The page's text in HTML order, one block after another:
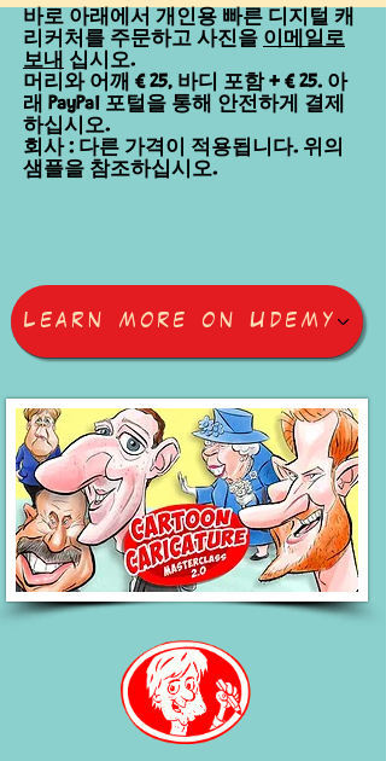
바로 아래에서 개인용 빠른 디지털 캐
리커처를 주문하고 사진을 이메일로
보내 십시오.
머리와 어깨 € 25, 바디 포함 + € 25. 아
래 PayPal 포털을 통해 안전하게 결제
하십시오.
회사 : 다른 가격이 적용됩니다. 위의
샘플을 참조하십시오.
Learn more on Udemy